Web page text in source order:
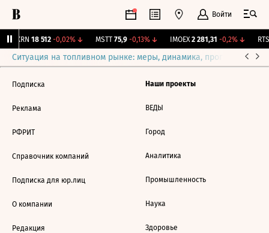
Войти
AKRN 18 512 -0,02%↓ MSTT 75,9 -0,13%↓ IMOEX 2 281,31 -0,2%↓ RTSI
Ситуация на топливном рынке: меры, динамика, прогнозы
Подписка
Реклама
РФРИТ
Справочник компаний
Подписка для юр.лиц
О компании
Редакция
Наши проекты
ВЕДЫ
Город
Аналитика
Промышленность
Наука
Здоровье